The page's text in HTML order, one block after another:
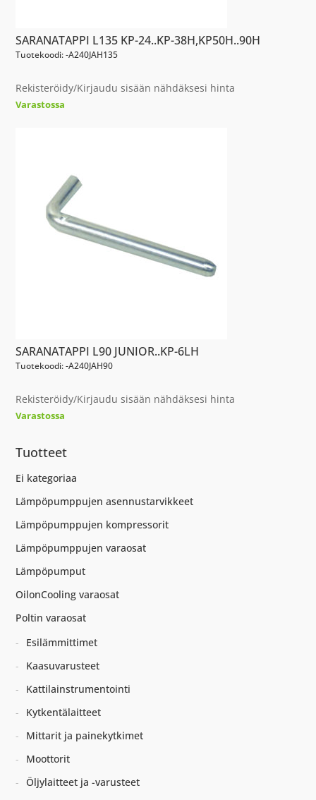
SARANATAPPI L135 KP-24..KP-38H,KP50H..90H
Tuotekoodi: -A240JAH135
Rekisteröidy/Kirjaudu sisään nähdäksesi hinta
Varastossa
SARANATAPPI L90 JUNIOR..KP-6LH
Tuotekoodi: -A240JAH90
Rekisteröidy/Kirjaudu sisään nähdäksesi hinta
Varastossa
Tuotteet
Ei kategoriaa
Lämpöpumppujen asennustarvikkeet
Lämpöpumppujen kompressorit
Lämpöpumppujen varaosat
Lämpöpumput
OilonCooling varaosat
Poltin varaosat
Esilämmittimet
Kaasuvarusteet
Kattilainstrumentointi
Kytkentälaitteet
Mittarit ja painekytkimet
Moottorit
Öljylaitteet ja -varusteet